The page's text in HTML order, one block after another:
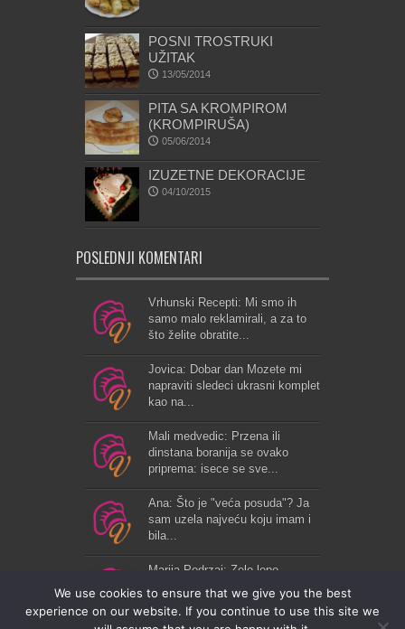
POSNI TROSTRUKI
UŽITAK
13/05/2014
PITA SA KROMPIROM
(KROMPIRUŠA)
05/06/2014
IZUZETNE DEKORACIJE
04/10/2015
POSLEDNJI KOMENTARI
Vrhunski Recepti: Mi smo ih
samo malo reklamirali, a za to
što želite obratite...
Jovica: Dobar dan Mozete mi
napraviti sledeci ukrasni komplet
kao na...
Mali medvedic: Przena ili
dinstana boranija se ovako
priprema: isece se sve...
Ana: Što je "veća posuda"? Ja
sam uzela najveću koju imam i
bila...
Marija Podrzaj: Zelo lepo...
We use cookies to ensure that we give you the best
experience on our website. If you continue to use this site we